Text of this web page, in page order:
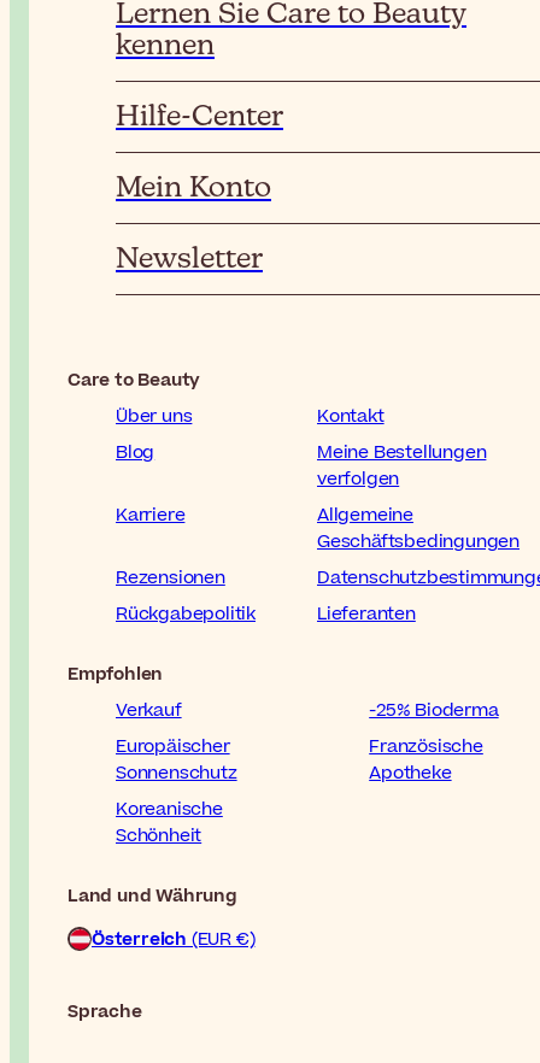
Lernen Sie Care to Beauty
kennen
Hilfe-Center
Mein Konto
Newsletter
Care to Beauty
Über uns
Kontakt
Blog
Meine Bestellungen
verfolgen
Karriere
Allgemeine
Geschäftsbedingungen
Rezensionen
Rückgabepolitik
Lieferanten
Empfohlen
Verkauf
-25% Bioderma
Europäischer
Sonnenschutz
Französische
Apotheke
Koreanische
Schönheit
Land und Währung
Österreich (EUR €)
Sprache